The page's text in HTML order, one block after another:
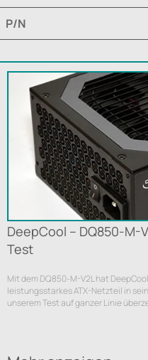
P/N
DeepCool – DQ850-M-
Test
Mit dem DQ850-M-V2L hat
leistungsstarkes ATX-Netzteil in
unserem Test auf ganzer Linie